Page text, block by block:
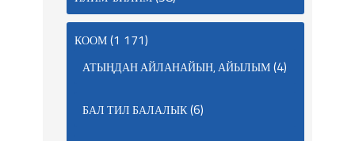
КООМ(1 171)
АТЫҢДАН АЙЛАНАЙЫН, АЙЫЛЫМ(4)
БАЛ ТИЛ БАЛАЛЫК(6)